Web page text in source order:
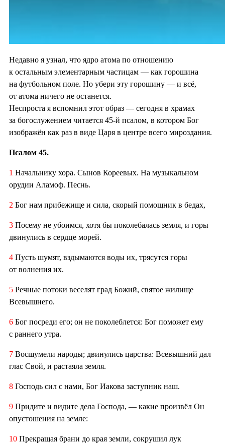
Недавно я узнал, что ядро атома по отношению
к остальным элементарным частицам — как горошина
на футбольном поле. Но убери эту горошину — и всё,
от атома ничего не останется.
Неспроста я вспомнил этот образ — сегодня в храмах
за богослужением читается 45-й псалом, в котором Бог
изображён как раз в виде Царя в центре всего мироздания.
Псалом 45.
1 Начальнику хора. Сынов Кореевых. На музыкальном
орудии Аламоф. Песнь.
2 Бог нам прибежище и сила, скорый помощник в бедах,
3 Посему не убоимся, хотя бы поколебалась земля, и горы
двинулись в сердце морей.
4 Пусть шумят, вздымаются воды их, трясутся горы
от волнения их.
5 Речные потоки веселят град Божий, святое жилище
Всевышнего.
6 Бог посреди его; он не поколеблется: Бог поможет ему
с раннего утра.
7 Восшумели народы; двинулись царства: Всевышний дал
глас Свой, и растаяла земля.
8 Господь сил с нами, Бог Иакова заступник наш.
9 Придите и видите дела Господа, — какие произвёл Он
опустошения на земле:
10 Прекращая брани до края земли, сокрушил лук